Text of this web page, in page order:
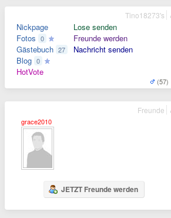
Nickpage
Fotos 0
Gästebuch 27
Blog 0
HotVote
Lose senden
Freunde werden
Nachricht senden
(57)
Tino18273's
grace2010
JETZT Freunde werden
Freunde